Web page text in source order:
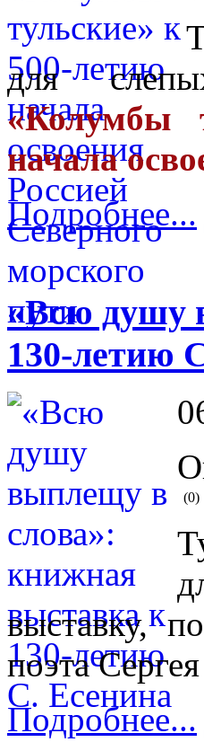
для
«Колумбы
начала
Подробнее...
«Всю душу
130-летию
(0)
выставку,
поэта
Подробнее...